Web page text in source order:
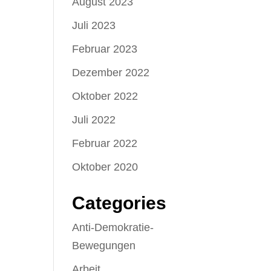
Juli 2023
Februar 2023
Dezember 2022
Oktober 2022
Juli 2022
Februar 2022
Oktober 2020
Categories
Anti-Demokratie-
Bewegungen